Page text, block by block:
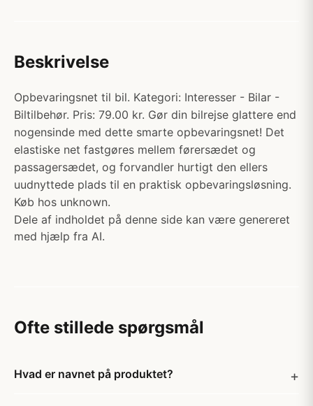
Beskrivelse
Opbevaringsnet til bil. Kategori: Interesser - Bilar -
Biltilbehør. Pris: 79.00 kr. Gør din bilrejse glattere end
nogensinde med dette smarte opbevaringsnet! Det
elastiske net fastgøres mellem førersædet og
passagersædet, og forvandler hurtigt den ellers
uudnyttede plads til en praktisk opbevaringsløsning.
Køb hos unknown.
Dele af indholdet på denne side kan være genereret
med hjælp fra AI.
Ofte stillede spørgsmål
Hvad er navnet på produktet?